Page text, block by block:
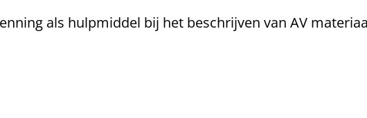
als hulpmiddel bij het beschrijven van AV